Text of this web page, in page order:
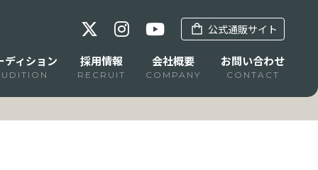
公式通販サイト
ディション 採用情報
RECRUIT
会社概要
COMPANY
お問い合わせ
CONTACT